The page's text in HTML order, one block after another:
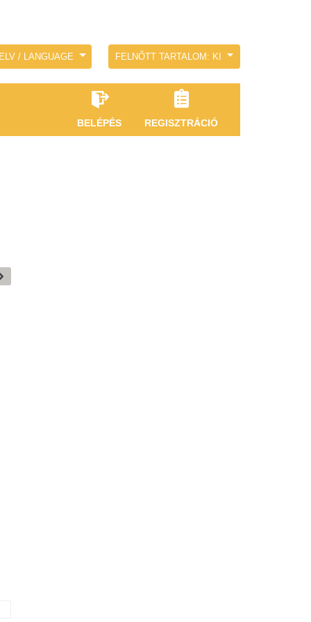
/ LANGUAGE FELNŐTT TARTALOM: KI
BELÉPÉS REGISZTRÁCIÓ